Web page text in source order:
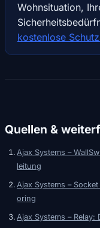
Wohnsituation,
kostenlose
Quellen &
Ajax Systems –
leitung
Ajax Systems –
oring
Ajax Systems –